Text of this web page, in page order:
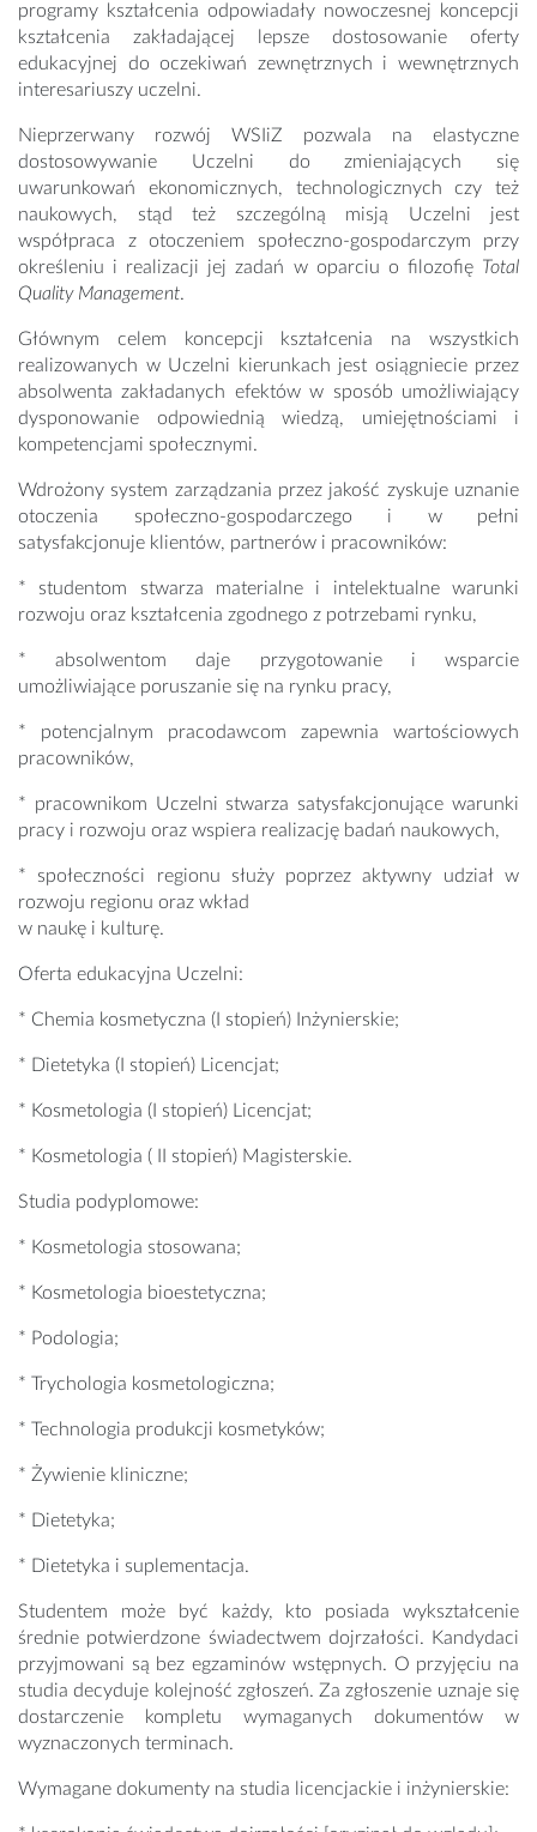
programy kształcenia odpowiadały nowoczesnej koncepcji
kształcenia zakładającej lepsze dostosowanie oferty
edukacyjnej do oczekiwań zewnętrznych i wewnętrznych
interesariuszy uczelni.
Nieprzerwany rozwój WSIiZ pozwala na elastyczne
dostosowywanie Uczelni do zmieniających się
uwarunkowań ekonomicznych, technologicznych czy też
naukowych, stąd też szczególną misją Uczelni jest
współpraca z otoczeniem społeczno-gospodarczym przy
określeniu i realizacji jej zadań w oparciu o filozofię Total
Quality Management.
Głównym celem koncepcji kształcenia na wszystkich
realizowanych w Uczelni kierunkach jest osiągniecie przez
absolwenta zakładanych efektów w sposób umożliwiający
dysponowanie odpowiednią wiedzą, umiejętnościami i
kompetencjami społecznymi.
Wdrożony system zarządzania przez jakość zyskuje uznanie
otoczenia społeczno-gospodarczego i w pełni
satysfakcjonuje klientów, partnerów i pracowników:
* studentom stwarza materialne i intelektualne warunki
rozwoju oraz kształcenia zgodnego z potrzebami rynku,
* absolwentom daje przygotowanie i wsparcie
umożliwiające poruszanie się na rynku pracy,
* potencjalnym pracodawcom zapewnia wartościowych
pracowników,
* pracownikom Uczelni stwarza satysfakcjonujące warunki
pracy i rozwoju oraz wspiera realizację badań naukowych,
* społeczności regionu służy poprzez aktywny udział w
rozwoju regionu oraz wkład
w naukę i kulturę.
Oferta edukacyjna Uczelni:
* Chemia kosmetyczna (I stopień) Inżynierskie;
* Dietetyka (I stopień) Licencjat;
* Kosmetologia (I stopień) Licencjat;
* Kosmetologia ( II stopień) Magisterskie.
Studia podyplomowe:
* Kosmetologia stosowana;
* Kosmetologia bioestetyczna;
* Podologia;
* Trychologia kosmetologiczna;
* Technologia produkcji kosmetyków;
* Żywienie kliniczne;
* Dietetyka;
* Dietetyka i suplementacja.
Studentem może być każdy, kto posiada wykształcenie
średnie potwierdzone świadectwem dojrzałości. Kandydaci
przyjmowani są bez egzaminów wstępnych. O przyjęciu na
studia decyduje kolejność zgłoszeń. Za zgłoszenie uznaje się
dostarczenie kompletu wymaganych dokumentów w
wyznaczonych terminach.
Wymagane dokumenty na studia licencjackie i inżynierskie: